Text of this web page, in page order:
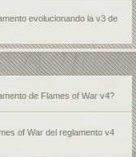
evolucionando la v3 de
de Flames of War v4?
of War del reglamento v4